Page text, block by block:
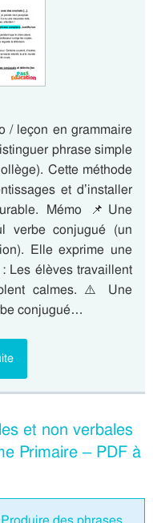
/ leçon en grammaire
phrase simple
Cette méthode
et d’installer
Mémo 📌Une
verbe conjugué (un
Elle exprime une
Les élèves travaillent
calmes. ⚠️ Une
conjugué…
et non verbales
Primaire – PDF à